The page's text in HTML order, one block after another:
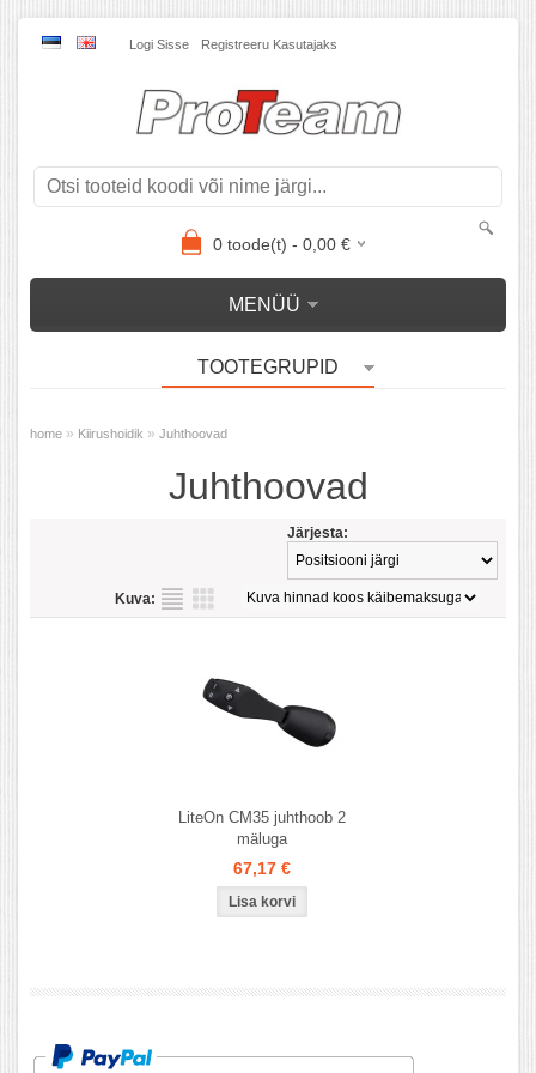
Logi Sisse Registreeru Kasutajaks
0toode(t) - 0,00€
MENÜÜ
TOOTEGRUPID
home » Kiirushoidik » Juhthoovad
Juhthoovad
Järjesta:
Kuva:
LiteOn CM35 juhthoob 2
mäluga
67,17 €